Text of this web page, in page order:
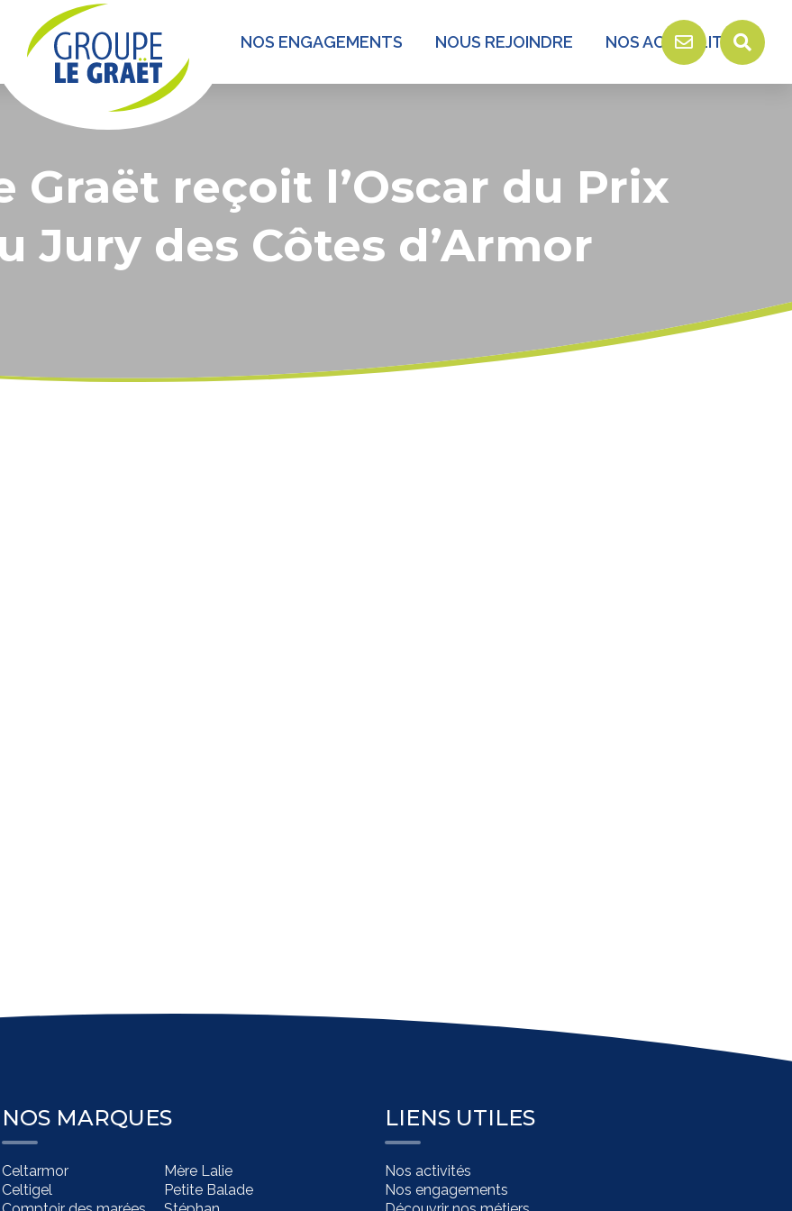
NOS ENGAGEMENTS NOUS REJOINDRE NOS ACTUALITÉS
Graët reçoit l’Oscar du Prix
Jury des Côtes d’Armor
NOS MARQUES
Celtarmor
Celtigel
Mère Lalie
Petite Balade
LIENS UTILES
Nos activités
Nos engagements